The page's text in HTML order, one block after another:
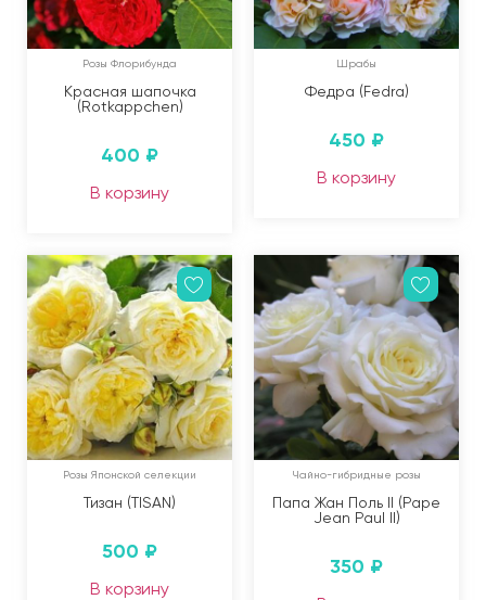
Розы Флорибунда
Красная шапочка
(Rotkappchen)
400 ₽
В корзину
Шрабы
Федра (Fedra)
450 ₽
В корзину
Розы Японской селекции
Тизан (TISAN)
500 ₽
В корзину
Чайно-гибридные розы
Папа Жан Поль II (Pape
Jean Paul II)
350 ₽